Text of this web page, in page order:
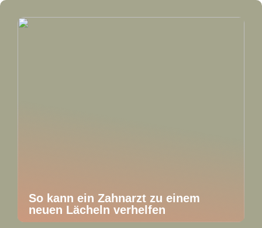
So kann ein Zahnarzt zu einem
neuen Lächeln verhelfen